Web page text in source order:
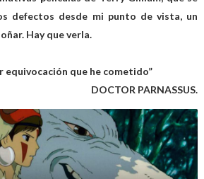
defectos desde mi punto de vista, un
Hay que verla.
equivocación que he cometido”
DOCTOR PARNASSUS.